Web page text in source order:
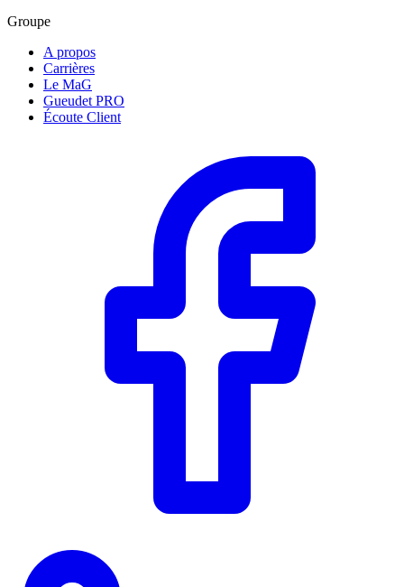
Groupe
A propos
Carrières
Le MaG
Gueudet PRO
Écoute Client